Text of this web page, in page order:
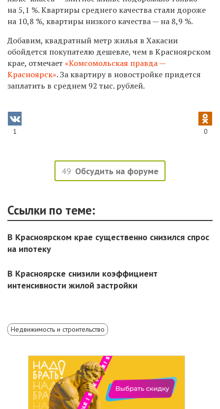
на 5,1 %. Квартиры среднего качества стали дороже
на 10,8 %, квартиры низкого качества — на 8,9 %.
Добавим, квадратный метр жилья в Хакасии
обойдется покупателю дешевле, чем в Красноярском
крае, отмечает «Комсомольская правда —
Красноярск». За квартиру в новостройке придется
заплатить в среднем 92 тыс. рублей.
1 0
49 Обсудить на форуме
Ссылки по теме:
В Красноярском крае существенно снизился спрос
на ипотеку
В Красноярске снизили коэффициент
интенсивности жилой застройки
Недвижимость и строительство